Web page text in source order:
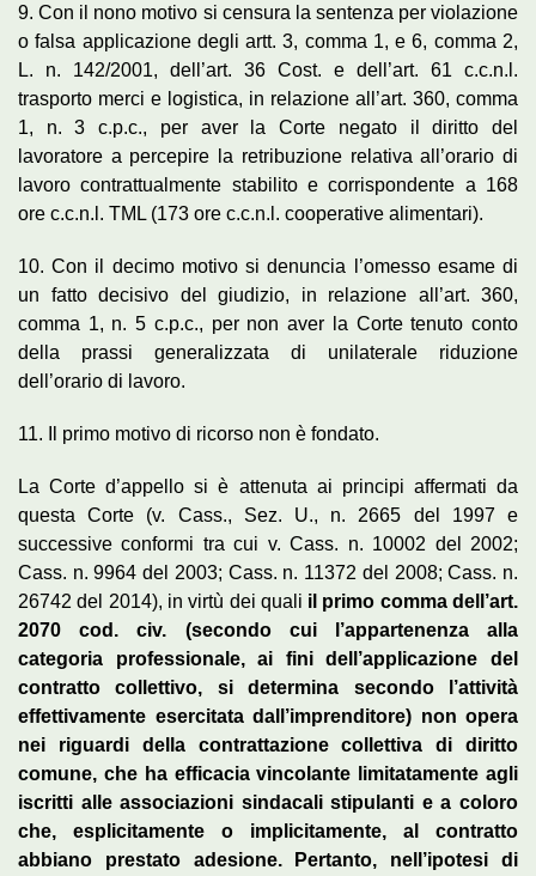
9. Con il nono motivo si censura la sentenza per violazione
o falsa applicazione degli artt. 3, comma 1, e 6, comma 2,
L. n. 142/2001, dell’art. 36 Cost. e dell’art. 61 c.c.n.l.
trasporto merci e logistica, in relazione all’art. 360, comma
1, n. 3 c.p.c., per aver la Corte negato il diritto del
lavoratore a percepire la retribuzione relativa all’orario di
lavoro contrattualmente stabilito e corrispondente a 168
ore c.c.n.l. TML (173 ore c.c.n.l. cooperative alimentari).
10. Con il decimo motivo si denuncia l’omesso esame di
un fatto decisivo del giudizio, in relazione all’art. 360,
comma 1, n. 5 c.p.c., per non aver la Corte tenuto conto
della prassi generalizzata di unilaterale riduzione
dell’orario di lavoro.
11. Il primo motivo di ricorso non è fondato.
La Corte d’appello si è attenuta ai principi affermati da
questa Corte (v. Cass., Sez. U., n. 2665 del 1997 e
successive conformi tra cui v. Cass. n. 10002 del 2002;
Cass. n. 9964 del 2003; Cass. n. 11372 del 2008; Cass. n.
26742 del 2014), in virtù dei quali il primo comma dell’art.
2070 cod. civ. (secondo cui l’appartenenza alla
categoria professionale, ai fini dell’applicazione del
contratto collettivo, si determina secondo l’attività
effettivamente esercitata dall’imprenditore) non opera
nei riguardi della contrattazione collettiva di diritto
comune, che ha efficacia vincolante limitatamente agli
iscritti alle associazioni sindacali stipulanti e a coloro
che, esplicitamente o implicitamente, al contratto
abbiano prestato adesione. Pertanto, nell’ipotesi di